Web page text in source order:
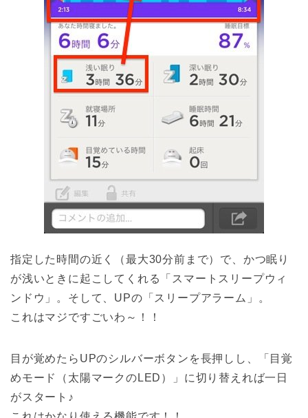
指定した時間の近く（最大30分前まで）で、かつ眠り
が浅いときに起こしてくれる「スマートスリープウィ
ンドウ」。そして、UPの「スリープアラーム」。
これはマジですごいわ～！！
目が覚めたらUPのシルバーボタンを長押しし、「目覚
めモード（太陽マークのLED）」に切り替えれば一日
がスタート♪